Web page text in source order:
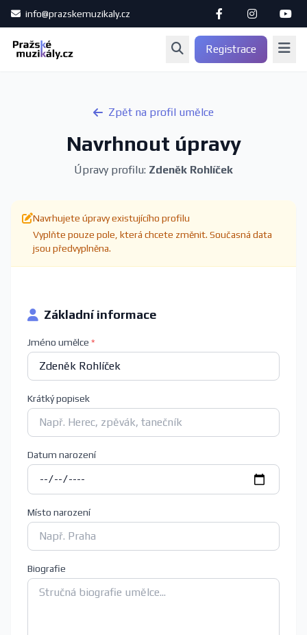
info@prazskemuzikaly.cz
Registrace
Zpět na profil umělce
Navrhnout úpravy
Úpravy profilu: Zdeněk Rohlíček
Navrhujete úpravy existujícího profilu
Vyplňte pouze pole, která chcete změnit. Současná data
jsou předvyplněna.
Základní informace
Jméno umělce *
Krátký popisek
Datum narození
Místo narození
Biografie